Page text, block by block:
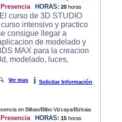
Presencia HORAS: 20 horas
El curso de 3D STUDIO
intensivo y practico
consigue llegar a
de modelado y
MAX para la creacion
modelado, luces,
Ver mas i Solicitar Información
Presencia HORAS: 15 horas